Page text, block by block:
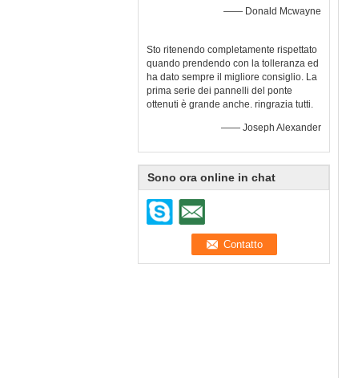
—— Donald Mcwayne
Sto ritenendo completamente rispettato
quando prendendo con la tolleranza ed
ha dato sempre il migliore consiglio. La
prima serie dei pannelli del ponte
ottenuti è grande anche. ringrazia tutti.
—— Joseph Alexander
Sono ora online in chat